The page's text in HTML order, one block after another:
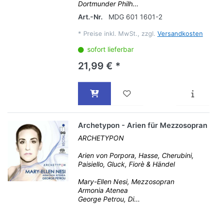
Dortmunder Philh...
Art.-Nr.
MDG 601 1601-2
* Preise inkl. MwSt., zzgl. Versandkosten
sofort lieferbar
21,99 € *
Archetypon - Arien für Mezzosopran
ARCHETYPON
Arien von Porpora, Hasse, Cherubini,
Paisiello, Gluck, Fiorè & Händel
Mary-Ellen Nesi, Mezzosopran
Armonia Atenea
George Petrou, Di...